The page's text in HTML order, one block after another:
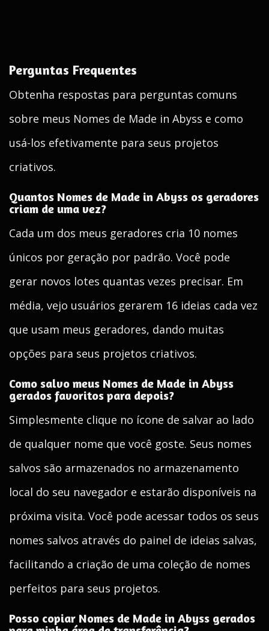
Perguntas Frequentes
Obtenha respostas para perguntas comuns
sobre meus Nomes de Made in Abyss e como
usá-los efetivamente para seus projetos
criativos.
Quantos Nomes de Made in Abyss os geradores
criam de uma vez?
Cada um dos meus geradores cria 10 nomes
únicos por geração por padrão. Você pode
gerar novos lotes quantas vezes precisar. Em
média, vejo usuários gerarem 16 ideias cada vez
que usam meus geradores, dando muitas
opções para seus projetos criativos.
Como salvo meus Nomes de Made in Abyss
gerados favoritos para depois?
Simplesmente clique no ícone de salvar ao lado
de qualquer nome que você goste. Seus nomes
salvos são armazenados no armazenamento
local do seu navegador e estarão disponíveis na
próxima visita. Você pode acessar todos os seus
nomes salvos através do painel de ideias salvas,
facilitando a criação de uma coleção de nomes
perfeitos para seus projetos.
Posso copiar Nomes de Made in Abyss gerados